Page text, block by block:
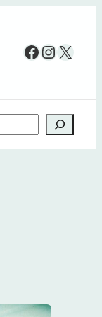
Facebook
X